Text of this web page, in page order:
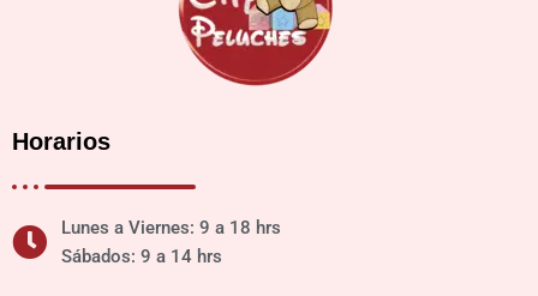
Horarios
Lunes a Viernes: 9 a 18 hrs
Sábados: 9 a 14 hrs